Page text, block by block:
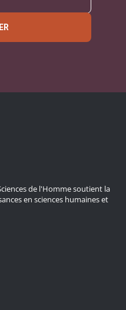
de l'Homme soutient la
en sciences humaines et